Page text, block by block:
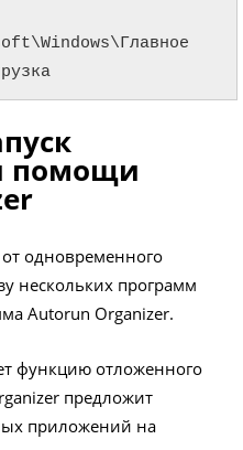
помощи
одновременного
нескольких программ
Autorun Organizer.
функцию отложенного
предложит
приложений на